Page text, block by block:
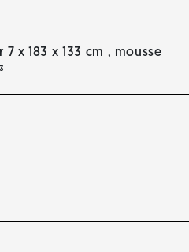
x 183 x 133 cm , mousse